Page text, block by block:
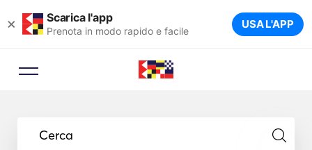
× Scarica l'app
Prenota in modo rapido e facile USA L'APP
Cerca